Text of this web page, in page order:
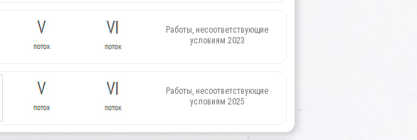
Работы, несоответствующие
условиям 2023
Работы, несоответствующие
условиям 2025